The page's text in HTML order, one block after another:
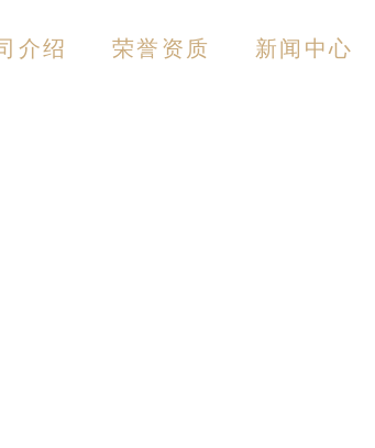
介绍 荣誉资质 新闻中心